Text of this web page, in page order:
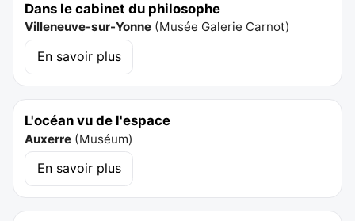
Dans le cabinet du philosophe
Villeneuve-sur-Yonne (Musée Galerie Carnot)
En savoir plus
L'océan vu de l'espace
Auxerre (Muséum)
En savoir plus